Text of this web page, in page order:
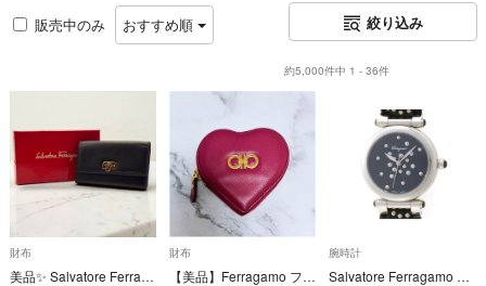
販売中のみ おすすめ順 絞り込み
約5,000件中 1 - 36件
財布
美品✨ Salvatore Ferragamo ガンチーニ 三つ折り財布 本革
財布
【美品】Ferragamo フェラガモ コインケース ガンチーニ ハート レザー
腕時計
Salvatore Ferragamo サルヴァトーレフェラガモ スタッズベルトウォッチ FI2100013 腕時計 ステンレススチール/カワ カワ ブラック クオーツ ブラック文字盤 レディース【中古】432